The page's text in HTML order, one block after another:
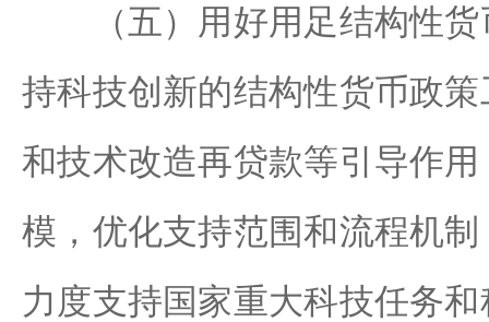
（五）用好用足结构性货
持科技创新的结构性货币政
和技术改造再贷款等引导作
模，优化支持范围和流程机
力度支持国家重大科技任务